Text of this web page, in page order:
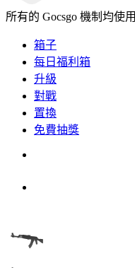
所有的 Gocsgo 機制均使用
箱子
每日福利箱
升級
對戰
置換
免費抽獎